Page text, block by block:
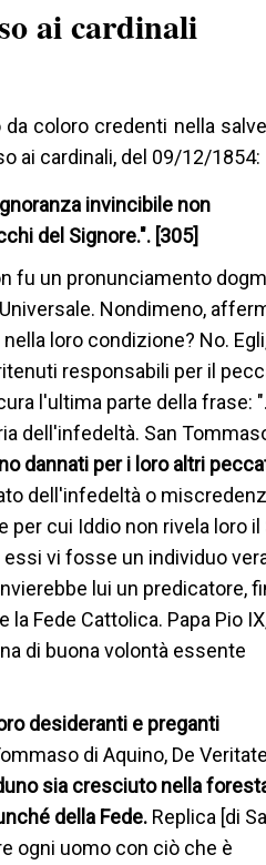
ai cardinali
coloro credenti nella
ai cardinali, del 09/12/1854:
invincibile non
del Signore.". [305]
fu un pronunciamento
Nondimeno,
loro condizione? No.
responsabili per il
l'ultima parte della frase:
dell'infedeltà. San
dannati per i loro altri
dell'infedeltà o
per cui Iddio non rivela loro il
vi fosse un individuo
lui un predicatore,
Fede Cattolica. Papa Pio
di buona volontà essente
desideranti e preganti
di Aquino, De Veritate
sia cresciuto nella
della Fede. Replica [di
ogni uomo con ciò che è